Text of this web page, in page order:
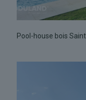
Pool-house bois